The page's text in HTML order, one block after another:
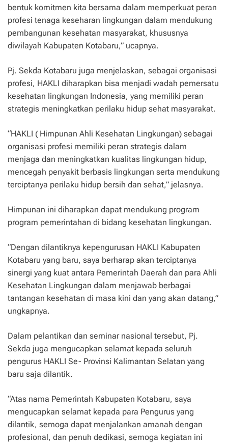
bentuk komitmen kita bersama dalam memperkuat peran
profesi tenaga keseharan lingkungan dalam mendukung
pembangunan kesehatan masyarakat, khususnya
diwilayah Kabupaten Kotabaru,” ucapnya.
Pj. Sekda Kotabaru juga menjelaskan, sebagai organisasi
profesi, HAKLI diharapkan bisa menjadi wadah pemersatu
kesehatan lingkungan Indonesia, yang memiliki peran
strategis meningkatkan perilaku hidup sehat masyarakat.
“HAKLI ( Himpunan Ahli Kesehatan Lingkungan) sebagai
organisasi profesi memiliki peran strategis dalam
menjaga dan meningkatkan kualitas lingkungan hidup,
mencegah penyakit berbasis lingkungan serta mendukung
terciptanya perilaku hidup bersih dan sehat,” jelasnya.
Himpunan ini diharapkan dapat mendukung program
program pemerintahan di bidang kesehatan lingkungan.
“Dengan dilantiknya kepengurusan HAKLI Kabupaten
Kotabaru yang baru, saya berharap akan terciptanya
sinergi yang kuat antara Pemerintah Daerah dan para Ahli
Kesehatan Lingkungan dalam menjawab berbagai
tantangan kesehatan di masa kini dan yang akan datang,”
ungkapnya.
Dalam pelantikan dan seminar nasional tersebut, Pj.
Sekda juga mengucapkan selamat kepada seluruh
pengurus HAKLI Se- Provinsi Kalimantan Selatan yang
baru saja dilantik.
“Atas nama Pemerintah Kabupaten Kotabaru, saya
mengucapkan selamat kepada para Pengurus yang
dilantik, semoga dapat menjalankan amanah dengan
profesional, dan penuh dedikasi, semoga kegiatan ini